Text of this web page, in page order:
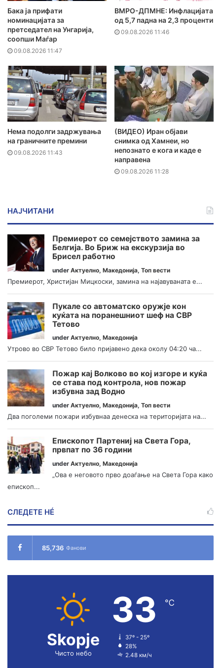
Бака ја прифати
номинацијата за
претседател на Унгарија,
соопши Маѓар
09.08.2026 11:47
ВМРО-ДПМНЕ: Инфлацијата
од 5,7 падна на 2,3 проценти
09.08.2026 11:46
Нема подолги задржувања
на граничните премини
09.08.2026 11:43
(ВИДЕО) Иран објави
снимка од Хамнеи, но
непознато е кога и каде е
направена
09.08.2026 11:28
НАЈЧИТАНИ
Премиерот со семејството замина за
Белгија. Во Бриж на екскурзија во
Брисел работно
under Актуелно, Македонија, Топ вести
Премиерот, Христијан Мицкоски, замина на најавуваната е...
Пукале со автоматско оружје кон
куќата на поранешниот шеф на СВР
Тетово
under Актуелно, Македонија
Утрово во СВР Тетово било пријавено дека околу 04:20 ча...
Пожар кај Волково во кој изгоре и куќа
се става под контрола, нов пожар
избувна зад Водно
under Актуелно, Македонија, Топ вести
Два поголеми пожари избувнаа денеска на територијата на...
Епископот Партениј на Света Гора,
првпат по 36 години
under Актуелно, Македонија
„Ова е неговото прво доаѓање на Света Гора како
епископ...
СЛЕДЕТЕ НÉ
85,736 Фанови
Skopje
Чисто небо
33 ℃
37º - 25º
28%
2.48 км/ч